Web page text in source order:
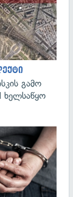
გამო
ხელსაწყო